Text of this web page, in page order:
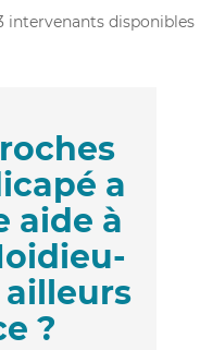
3 intervenants disponibles
a
aide à
?